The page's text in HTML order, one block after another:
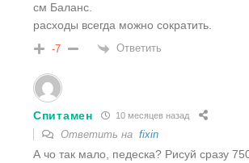
см Баланс.
расходы всегда можно сократить.
-7 Ответить
Спитамен 10 месяцев назад
Ответить на fixin
А чо так мало, педеска? Рисуй сразу